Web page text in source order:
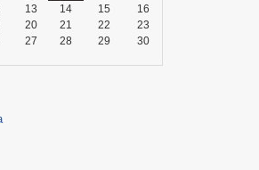
13 14 15
16
20 21 22
23
27 28 29
30